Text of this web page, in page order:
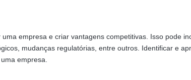
empresa e criar vantagens competitivas. Isso pode
mudanças regulatórias, entre outros. Identificar e
empresa.